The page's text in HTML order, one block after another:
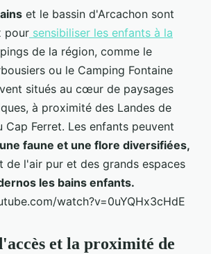
et le bassin d'Arcachon sont
pour sensibiliser les enfants à la
de la région, comme le
ou le Camping Fontaine
situés au cœur de paysages
à proximité des Landes de
Cap Ferret. Les enfants peuvent
faune et une flore diversifiées,
l'air pur et des grands espaces
les bains enfants.
watch?v=0uYQHx3cHdE
et la proximité de